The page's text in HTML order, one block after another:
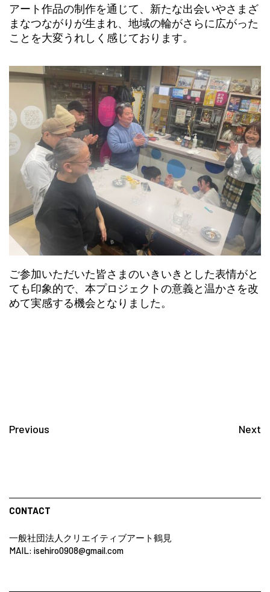
アート作品の制作を通じて、新たな出会いやさまざ
まなつながりが生まれ、地域の輪がさらに広がった
ことを大変うれしく感じております。
ご参加いただいた皆さまのいきいきとした表情がと
ても印象的で、本プロジェクトの意義と温かさを改
めて実感する機会となりました。
Previous Next
CONTACT
一般社団法人クリエイティブアート鶴見
MAIL: isehiro0908@gmail.com